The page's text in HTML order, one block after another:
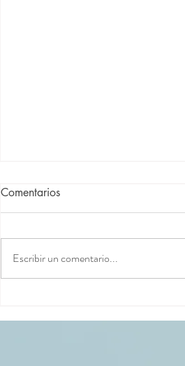
Comentarios
Escribir un comentario...